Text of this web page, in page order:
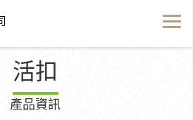
活扣
產品資訊